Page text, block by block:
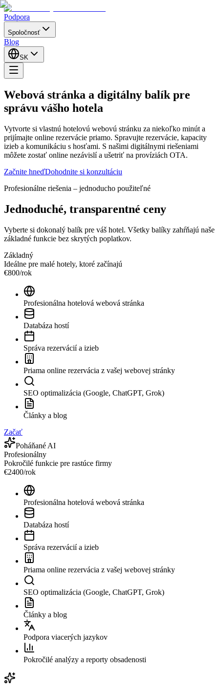
Podpora
Spoločnosť
Blog
SK
Webová stránka a digitálny balík pre
správu vášho hotela
Vytvorte si vlastnú hotelovú webovú stránku za niekoľko minút a
prijímajte online rezervácie priamo. Spravujte rezervácie, kapacity
izieb a komunikáciu s hosťami. S našimi digitálnymi riešeniami
môžete zostať online nezávislí a ušetriť na províziách OTA.
Začnite hneďDohodnite si konzultáciu
Profesionálne riešenia – jednoducho použiteľné
Jednoduché, transparentné ceny
Vyberte si dokonalý balík pre váš hotel. Všetky balíky zahŕňajú naše
základné funkcie bez skrytých poplatkov.
Základný
Ideálne pre malé hotely, ktoré začínajú
€800/rok
Profesionálna hotelová webová stránka
Databáza hostí
Správa rezervácií a izieb
Priama online rezervácia z vašej webovej stránky
SEO optimalizácia (Google, ChatGPT, Grok)
Články a blog
Začať
Poháňané AI
Profesionálny
Pokročilé funkcie pre rastúce firmy
€2400/rok
Profesionálna hotelová webová stránka
Databáza hostí
Správa rezervácií a izieb
Priama online rezervácia z vašej webovej stránky
SEO optimalizácia (Google, ChatGPT, Grok)
Články a blog
Podpora viacerých jazykov
Pokročilé analýzy a reporty obsadenosti